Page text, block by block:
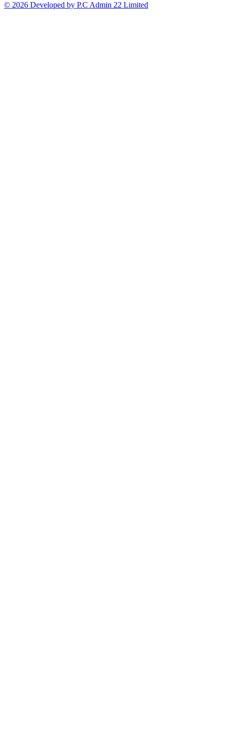
© 2026 Developed by P.C Admin 22 Limited